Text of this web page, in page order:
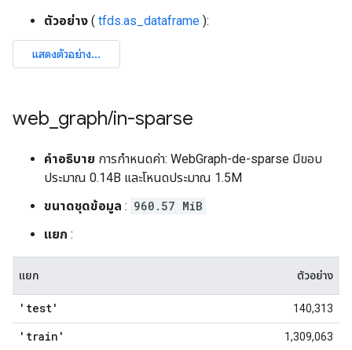
ตัวอย่าง ( tfds.as_dataframe ):
web graph/in-sparse
คำอธิบาย การกำหนดค่า: WebGraph-de-sparse มีขอบ
ประมาณ 0.14B และโหนดประมาณ 1.5M
ขนาดชุดข้อมูล : 960.57 MiB
แยก :
แยก ตัวอย่าง
'test' 140,313
'train' 1,309,063